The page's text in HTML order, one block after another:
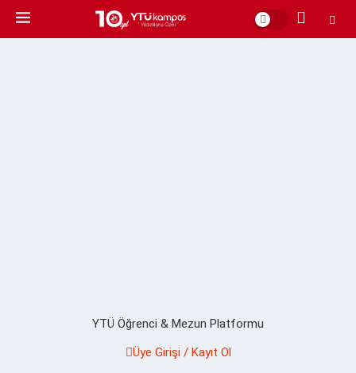
YTÜ Öğrenci & Mezun Platformu
Üye Girişi / Kayıt Ol